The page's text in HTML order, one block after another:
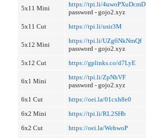
5x11 Mini
https://tpi.li/4uwoPXuDcmD
password - gojo2.xyz
5x11 Cut
https://tpi.li/usir3M
5x12 Mini
https://tpi.li/UZg6NkNmQf
password - gojo2.xyz
5x12 Cut
https://gplinks.co/d7LyE
6x1 Mini
https://tpi.li/ZpNhVF
password - gojo2.xyz
6x1 Cut
https://oei.la/01cxh8e0
6x2 Mini
https://tpi.li/RL2SHb
6x2 Cut
https://oei.la/WehwoP